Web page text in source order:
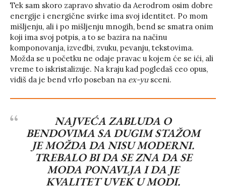
Tek sam skoro zapravo shvatio da Aerodrom osim dobre
energije i energične svirke ima svoj identitet. Po mom
mišljenju, ali i po mišljenju mnogih, bend se smatra onim
koji ima svoj potpis, a to se bazira na načinu
komponovanja, izvedbi, zvuku, pevanju, tekstovima.
Možda se u početku ne odaje pravac u kojem će se ići, ali
vreme to iskristalizuje. Na kraju kad pogledaš ceo opus,
vidiš da je bend vrlo poseban na ex-yusceni.
NAJVEĆA ZABLUDA O
BENDOVIMA SA DUGIM STAŽOM
JE MOŽDA DA NISU MODERNI.
TREBALO BI DA SE ZNA DA SE
MODA PONAVLJA I DA JE
KVALITET UVEK U MODI.